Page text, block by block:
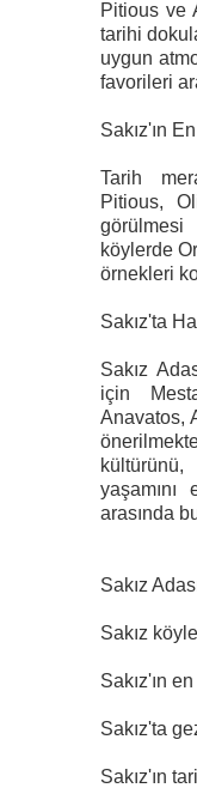
Pitious ve
tarihi
uygun
favorileri
Sakız'ın
Tarih
Pitious,
köylerde
örnekleri
Sakız'ta
Sakız
için
Anavatos,
arasında
Sakız
Sakız
Sakız'ın
Sakız'ta
Sakız'ın